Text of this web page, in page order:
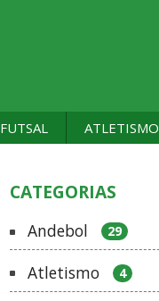
FUTSAL ATLETISMO
CATEGORIAS
Andebol 29
Atletismo 4